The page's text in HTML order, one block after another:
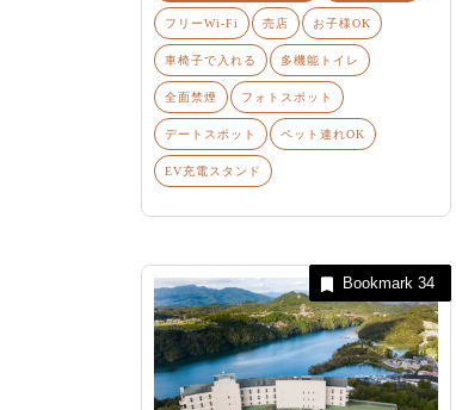
フリーWi-Fi 売店 お子様OK
車椅子で入れる 多機能トイレ
全面禁煙 フォトスポット
デートスポット ペット連れOK
EV充電スタンド
Bookmark 34